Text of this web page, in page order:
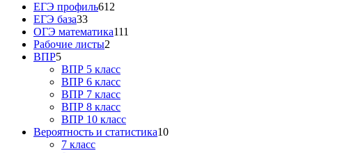
ЕГЭ профиль612
ЕГЭ база33
ОГЭ математика111
Рабочие листы2
ВПР5
ВПР 5 класс
ВПР 6 класс
ВПР 7 класс
ВПР 8 класс
ВПР 10 класс
Вероятность и статистика10
7 класс